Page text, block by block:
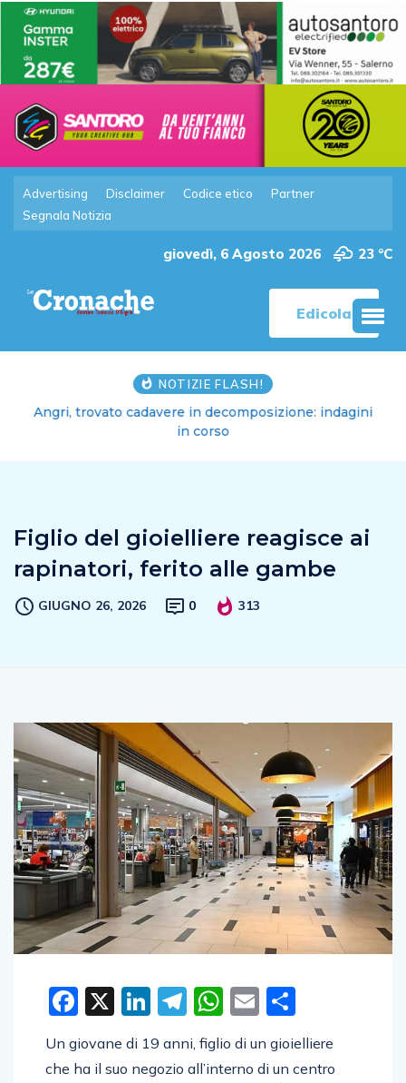
Advertising Disclaimer Codice etico
Partner
Segnala Notizia
giovedì, 6 Agosto 2026 23 °C
Edicola
NOTIZIE FLASH!
Angri, trovato cadavere in decomposizione: indagini
in corso
Figlio del gioielliere reagisce ai
rapinatori, ferito alle gambe
GIUGNO 26, 2026 0 313
Facebook
X LinkedIn
Telegram
WhatsApp
Email
Un giovane di 19 anni, figlio di un gioielliere
che ha il suo negozio all’interno di un centro